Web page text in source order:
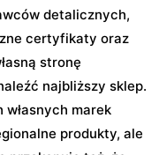
detalicznych,
certyfikaty oraz
stronę
najbliższy sklep.
marek
produkty, ale